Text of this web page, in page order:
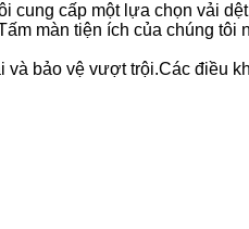
cung cấp một lựa chọn vải
màn tiện ích của chúng tôi
bảo vệ vượt trội.Các điều